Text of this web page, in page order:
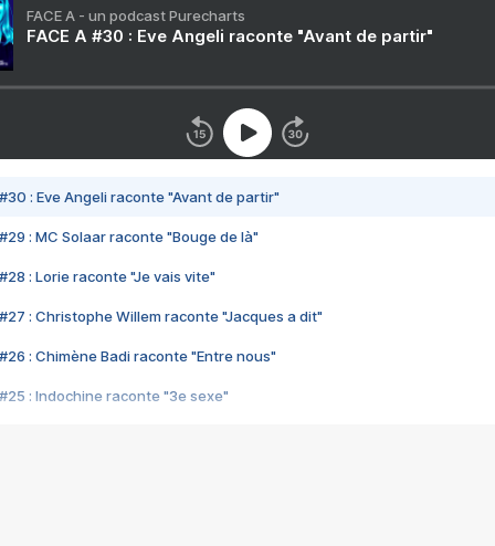
FACE A - un podcast Purecharts
FACE A #30 : Eve Angeli raconte "Avant de partir"
#30 : Eve Angeli raconte "Avant de partir"
#29 : MC Solaar raconte "Bouge de là"
#28 : Lorie raconte "Je vais vite"
#27 : Christophe Willem raconte "Jacques a dit"
#26 : Chimène Badi raconte "Entre nous"
#25 : Indochine raconte "3e sexe"